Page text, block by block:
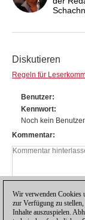
Diskutieren
Regeln für
Benutzer
Kennwort
Noch kein
Kommentar
Wir verwenden Cookies
zur Verfügung zu
Inhalte auszuspielen.